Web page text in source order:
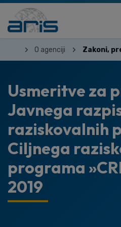
O agenciji Zakoni,
Usmeritve za
Javnega
raziskovalnih
Ciljnega
programa
2019